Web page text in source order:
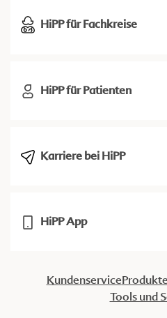
HiPP für Fachkreise
HiPP für Patienten
Karriere bei HiPP
HiPP App
KundenserviceProdukte
Tools und